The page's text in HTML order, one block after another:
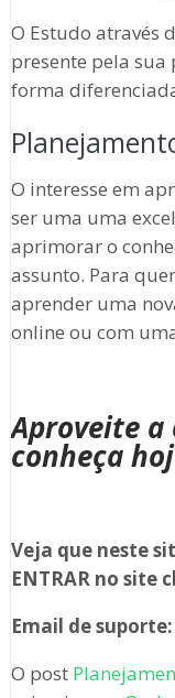
O Estudo através
presente pela
forma
O interesse em
ser uma uma
aprimorar o
assunto. Para
aprender uma
online ou com
Aproveite
conheça
Veja que neste
ENTRAR no site
Email de suporte:
O post